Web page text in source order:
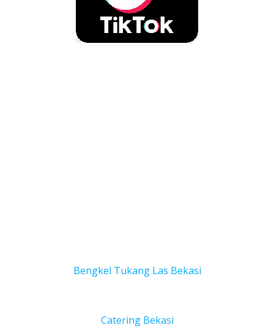
Bengkel Tukang Las Bekasi
Catering Bekasi